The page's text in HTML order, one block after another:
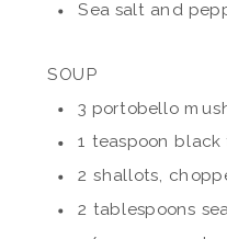
Sea salt and
SOUP
3 portobello
1 teaspoon
2 shallots,
2 tablespoons